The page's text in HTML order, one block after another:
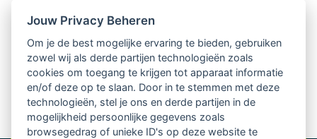
toekomst van onze regiobijeenkomsten. Heb je zin in
deze uitdaging, mail of bel dan gerust met Peter en
Veronique regiocontactpersonen Limburg
Jouw Privacy Beheren
Om je de best mogelijke ervaring te bieden, gebruiken
zowel wij als derde partijen technologieën zoals
cookies om toegang te krijgen tot apparaat informatie
en/of deze op te slaan. Door in te stemmen met deze
technologieën, stel je ons en derde partijen in de
mogelijkheid persoonlijke gegevens zoals
browsegedrag of unieke ID's op deze website te